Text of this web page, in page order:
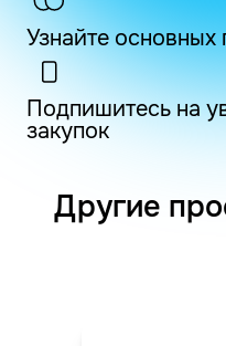
Узнайте основных
Подпишитесь на
закупок
Другие